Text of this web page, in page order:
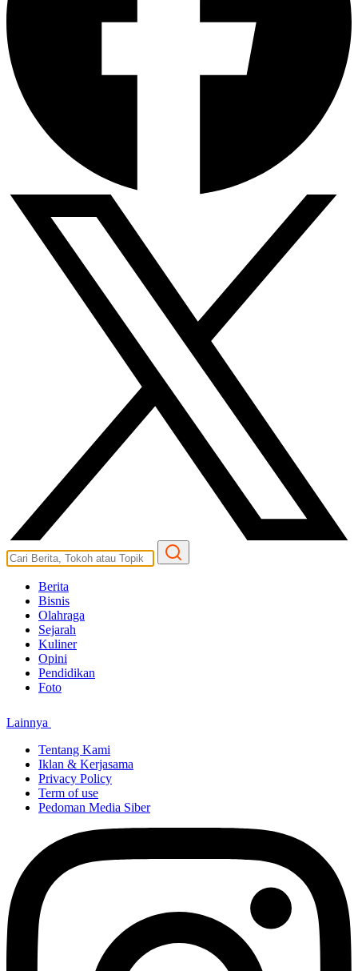
Berita
Bisnis
Olahraga
Sejarah
Kuliner
Opini
Pendidikan
Foto
Lainnya
Tentang Kami
Iklan & Kerjasama
Privacy Policy
Term of use
Pedoman Media Siber